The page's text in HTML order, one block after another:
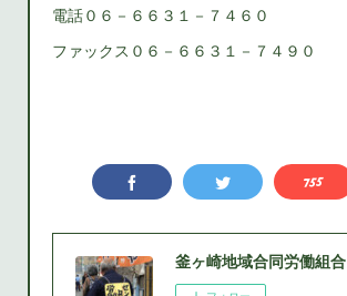
電話０６－６６３１－７４６０
ファックス０６－６６３１－７４９０
釜ヶ崎地域合同労働組合